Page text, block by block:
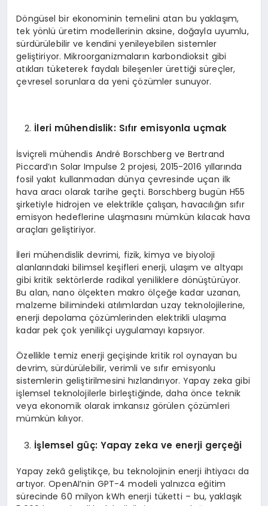
Döngüsel bir ekonominin temelini atan bu yaklaşım,
tek yönlü üretim modellerinin aksine, doğayla uyumlu,
sürdürülebilir ve kendini yenileyebilen sistemler
geliştiriyor. Mikroorganizmaların karbondioksit gibi
atıkları tüketerek faydalı bileşenler ürettiği süreçler,
çevresel sorunlara da yeni çözümler sunuyor.
İleri mühendislik: Sıfır emisyonla uçmak
İsviçreli mühendis André Borschberg ve Bertrand
Piccard’ın Solar Impulse 2 projesi, 2015-2016 yıllarında
fosil yakıt kullanmadan dünya çevresinde uçan ilk
hava aracı olarak tarihe geçti. Borschberg bugün H55
şirketiyle hidrojen ve elektrikle çalışan, havacılığın sıfır
emisyon hedeflerine ulaşmasını mümkün kılacak hava
araçları geliştiriyor.
İleri mühendislik devrimi, fizik, kimya ve biyoloji
alanlarındaki bilimsel keşifleri enerji, ulaşım ve altyapı
gibi kritik sektörlerde radikal yeniliklere dönüştürüyor.
Bu alan, nano ölçekten makro ölçeğe kadar uzanan,
malzeme bilimindeki atılımlardan uzay teknolojilerine,
enerji depolama çözümlerinden elektrikli ulaşıma
kadar pek çok yenilikçi uygulamayı kapsıyor.
Özellikle temiz enerji geçişinde kritik rol oynayan bu
devrim, sürdürülebilir, verimli ve sıfır emisyonlu
sistemlerin geliştirilmesini hızlandırıyor. Yapay zeka gibi
işlemsel teknolojilerle birleştiğinde, daha önce teknik
veya ekonomik olarak imkansız görülen çözümleri
mümkün kılıyor.
İşlemsel güç: Yapay zeka ve enerji gerçeği
Yapay zekâ geliştikçe, bu teknolojinin enerji ihtiyacı da
artıyor. OpenAI’nin GPT-4 modeli yalnızca eğitim
sürecinde 60 milyon kWh enerji tüketti – bu, yaklaşık